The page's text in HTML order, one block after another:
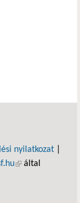
nyilatkozat
(külső hivatkozás)
által